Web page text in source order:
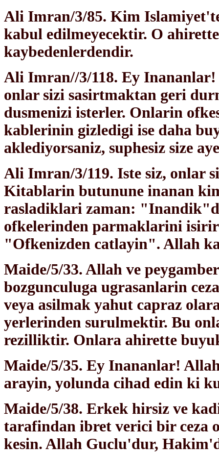
Ali Imran/3/85. Kim
kabul edilmeyecektir. O
kaybedenlerdendir.
Ali Imran//3/118. Ey Inananlar!
onlar sizi sasirtmaktan geri
dusmenizi isterler. Onlarin
kablerinin gizledigi ise daha
aklediyorsaniz, suphesiz size
Ali Imran/3/119. Iste siz, onlar
Kitablarin butunune inanan
rasladiklari zaman:
ofkelerinden parmaklarini
"Ofkenizden catlayin". Allah
Maide/5/33. Allah ve
bozgunculuga ugrasanlarin
veya asilmak yahut capraz
yerlerinden surulmektir. Bu
rezilliktir. Onlara ahirette
Maide/5/35. Ey Inananlar!
arayin, yolunda cihad edin ki
Maide/5/38. Erkek hirsiz ve
tarafindan ibret verici bir ceza
kesin. Allah Guclu'dur,